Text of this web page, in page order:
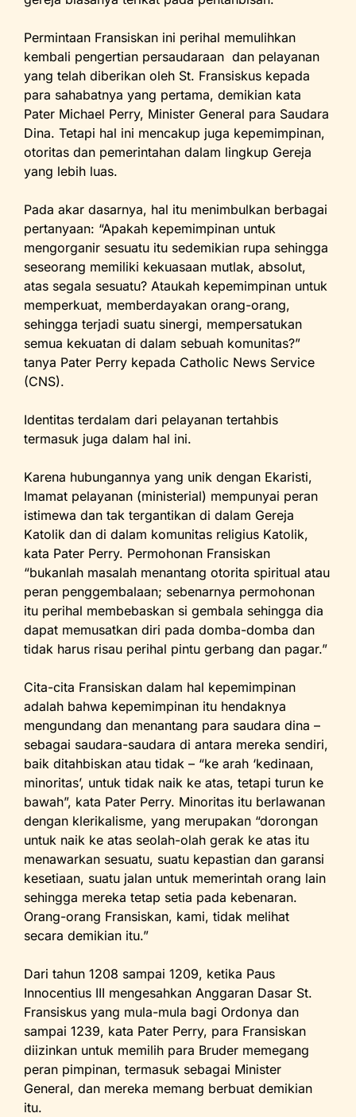
Permintaan Fransiskan ini perihal memulihkan
kembali pengertian persaudaraan dan pelayanan
yang telah diberikan oleh St. Fransiskus kepada
para sahabatnya yang pertama, demikian kata
Pater Michael Perry, Minister General para Saudara
Dina. Tetapi hal ini mencakup juga kepemimpinan,
otoritas dan pemerintahan dalam lingkup Gereja
yang lebih luas.
Pada akar dasarnya, hal itu menimbulkan berbagai
pertanyaan: “Apakah kepemimpinan untuk
mengorganir sesuatu itu sedemikian rupa sehingga
seseorang memiliki kekuasaan mutlak, absolut,
atas segala sesuatu? Ataukah kepemimpinan untuk
memperkuat, memberdayakan orang-orang,
sehingga terjadi suatu sinergi, mempersatukan
semua kekuatan di dalam sebuah komunitas?”
tanya Pater Perry kepada Catholic News Service
(CNS).
Identitas terdalam dari pelayanan tertahbis
termasuk juga dalam hal ini.
Karena hubungannya yang unik dengan Ekaristi,
Imamat pelayanan (ministerial) mempunyai peran
istimewa dan tak tergantikan di dalam Gereja
Katolik dan di dalam komunitas religius Katolik,
kata Pater Perry. Permohonan Fransiskan
“bukanlah masalah menantang otorita spiritual atau
peran penggembalaan; sebenarnya permohonan
itu perihal membebaskan si gembala sehingga dia
dapat memusatkan diri pada domba-domba dan
tidak harus risau perihal pintu gerbang dan pagar.”
Cita-cita Fransiskan dalam hal kepemimpinan
adalah bahwa kepemimpinan itu hendaknya
mengundang dan menantang para saudara dina –
sebagai saudara-saudara di antara mereka sendiri,
baik ditahbiskan atau tidak – “ke arah ‘kedinaan,
minoritas’, untuk tidak naik ke atas, tetapi turun ke
bawah”, kata Pater Perry. Minoritas itu berlawanan
dengan klerikalisme, yang merupakan “dorongan
untuk naik ke atas seolah-olah gerak ke atas itu
menawarkan sesuatu, suatu kepastian dan garansi
kesetiaan, suatu jalan untuk memerintah orang lain
sehingga mereka tetap setia pada kebenaran.
Orang-orang Fransiskan, kami, tidak melihat
secara demikian itu.”
Dari tahun 1208 sampai 1209, ketika Paus
Innocentius III mengesahkan Anggaran Dasar St.
Fransiskus yang mula-mula bagi Ordonya dan
sampai 1239, kata Pater Perry, para Fransiskan
diizinkan untuk memilih para Bruder memegang
peran pimpinan, termasuk sebagai Minister
General, dan mereka memang berbuat demikian
itu.